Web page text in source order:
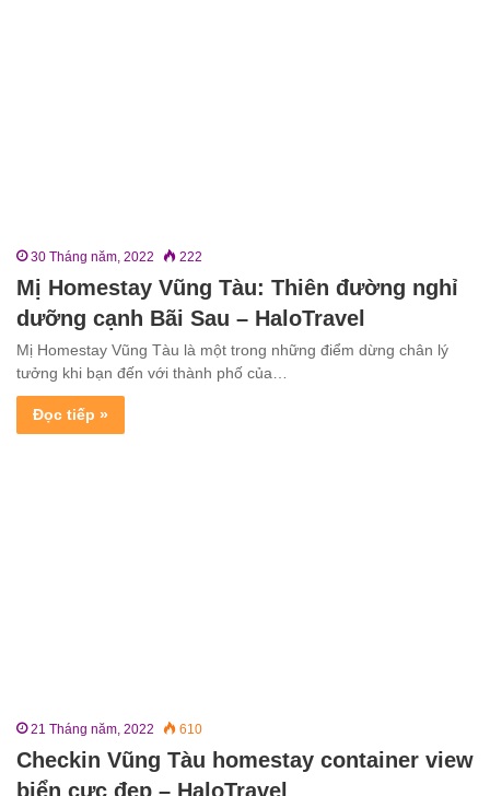
30 Tháng năm, 2022 222
Mị Homestay Vũng Tàu: Thiên đường nghỉ
dưỡng cạnh Bãi Sau – HaloTravel
Mị Homestay Vũng Tàu là một trong những điểm dừng chân lý
tưởng khi bạn đến với thành phố của…
Đọc tiếp »
21 Tháng năm, 2022 610
Checkin Vũng Tàu homestay container view
biển cực đẹp – HaloTravel